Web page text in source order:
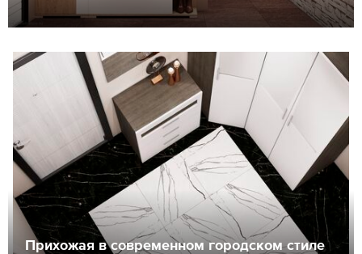
Прихожая в современном городском стиле